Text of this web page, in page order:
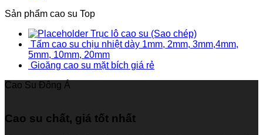
Sản phẩm cao su Top
Trục lô cao su (Sao chép)
Tấm cao su chịu nhiệt dày 1mm, 2mm, 3mm,4mm,
5mm, 10mm, 20mm
Gioăng cao su mặt bích giá rẻ
Cao Su Đông Á
Cao su chất, giá tốt nhất